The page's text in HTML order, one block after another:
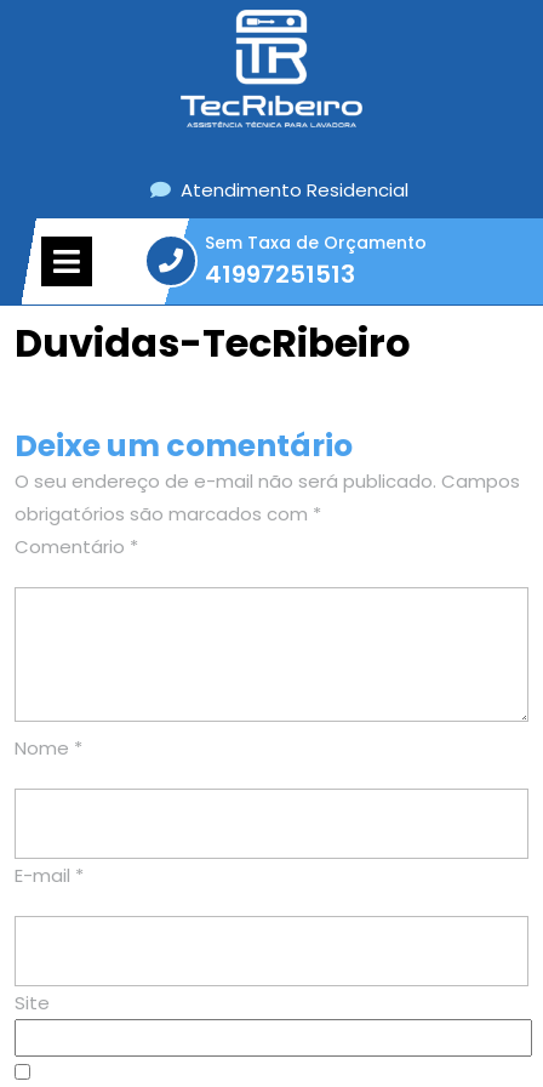
Atendimento Residencial
Sem Taxa de Orçamento
41997251513
41997251513
Duvidas-TecRibeiro
Deixe um comentário
O seu endereço de e-mail não será publicado. Campos
obrigatórios são marcados com *
Comentário *
Nome *
E-mail *
Site